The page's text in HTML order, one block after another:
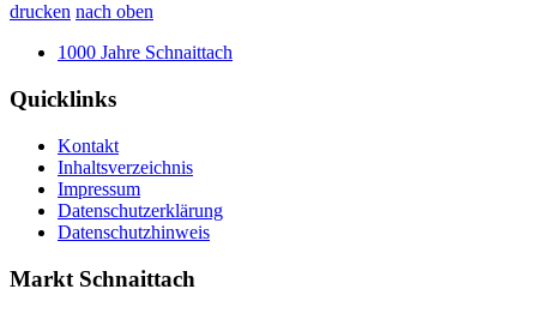
drucken nach oben
1000 Jahre Schnaittach
Quicklinks
Kontakt
Inhaltsverzeichnis
Impressum
Datenschutzerklärung
Datenschutzhinweis
Markt Schnaittach